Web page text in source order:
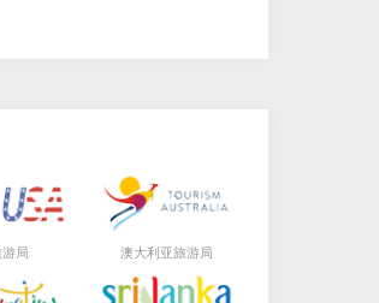
局 澳大利亚旅游局